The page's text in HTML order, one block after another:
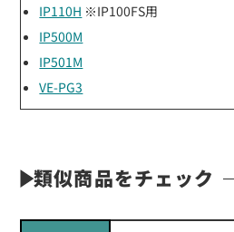
IP110H ※IP100FS用
IP500M
IP501M
VE-PG3
類似商品をチェック